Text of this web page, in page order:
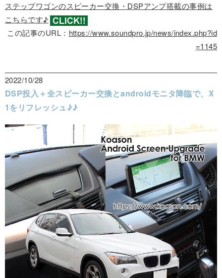
ステップワゴンのスピーカー交換・DSPアンプ搭載の事例は
こちらです♪
この記事のURL： https://www.soundpro.jp/news/index.php?id
=1145
2022/10/28
DSP投入＋全スピーカー交換とandroidモニタ降臨で、X
1をリフレッシュ♪♪